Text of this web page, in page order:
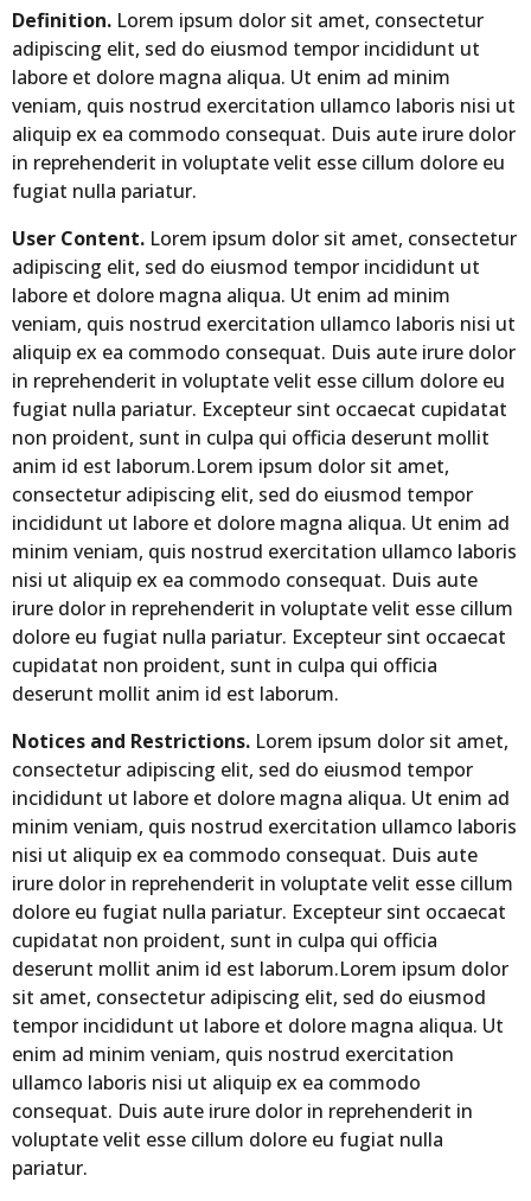
Definition. Lorem ipsum dolor sit amet, consectetur
adipiscing elit, sed do eiusmod tempor incididunt ut
labore et dolore magna aliqua. Ut enim ad minim
veniam, quis nostrud exercitation ullamco laboris nisi ut
aliquip ex ea commodo consequat. Duis aute irure dolor
in reprehenderit in voluptate velit esse cillum dolore eu
fugiat nulla pariatur.
User Content. Lorem ipsum dolor sit amet, consectetur
adipiscing elit, sed do eiusmod tempor incididunt ut
labore et dolore magna aliqua. Ut enim ad minim
veniam, quis nostrud exercitation ullamco laboris nisi ut
aliquip ex ea commodo consequat. Duis aute irure dolor
in reprehenderit in voluptate velit esse cillum dolore eu
fugiat nulla pariatur. Excepteur sint occaecat cupidatat
non proident, sunt in culpa qui officia deserunt mollit
anim id est laborum.Lorem ipsum dolor sit amet,
consectetur adipiscing elit, sed do eiusmod tempor
incididunt ut labore et dolore magna aliqua. Ut enim ad
minim veniam, quis nostrud exercitation ullamco laboris
nisi ut aliquip ex ea commodo consequat. Duis aute
irure dolor in reprehenderit in voluptate velit esse cillum
dolore eu fugiat nulla pariatur. Excepteur sint occaecat
cupidatat non proident, sunt in culpa qui officia
deserunt mollit anim id est laborum.
Notices and Restrictions. Lorem ipsum dolor sit amet,
consectetur adipiscing elit, sed do eiusmod tempor
incididunt ut labore et dolore magna aliqua. Ut enim ad
minim veniam, quis nostrud exercitation ullamco laboris
nisi ut aliquip ex ea commodo consequat. Duis aute
irure dolor in reprehenderit in voluptate velit esse cillum
dolore eu fugiat nulla pariatur. Excepteur sint occaecat
cupidatat non proident, sunt in culpa qui officia
deserunt mollit anim id est laborum.Lorem ipsum dolor
sit amet, consectetur adipiscing elit, sed do eiusmod
tempor incididunt ut labore et dolore magna aliqua. Ut
enim ad minim veniam, quis nostrud exercitation
ullamco laboris nisi ut aliquip ex ea commodo
consequat. Duis aute irure dolor in reprehenderit in
voluptate velit esse cillum dolore eu fugiat nulla
pariatur.